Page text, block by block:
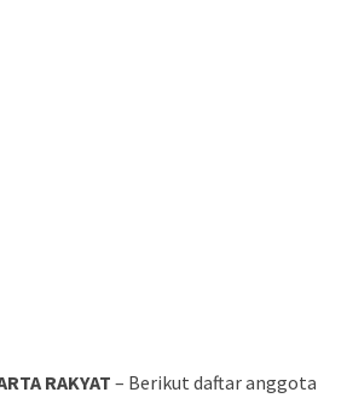
RAKYAT – Berikut daftar anggota